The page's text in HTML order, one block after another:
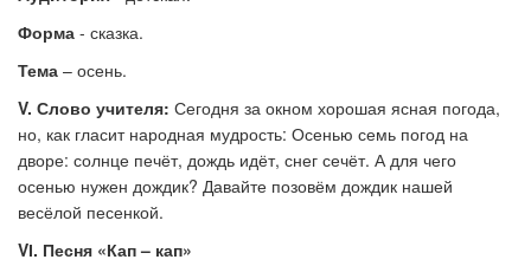
Форма - сказка.
Тема – осень.
V. Слово учителя: Сегодня за окном хорошая ясная погода,
но, как гласит народная мудрость: Осенью семь погод на
дворе: солнце печёт, дождь идёт, снег сечёт. А для чего
осенью нужен дождик? Давайте позовём дождик нашей
весёлой песенкой.
VІ. Песня «Кап – кап»